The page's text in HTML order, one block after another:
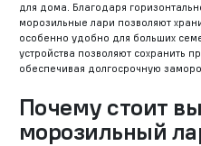
для дома. Благодаря
морозильные лари позволяют
особенно удобно для больших
устройства позволяют сохранить
обеспечивая долгосрочную
Почему стоит
морозильный